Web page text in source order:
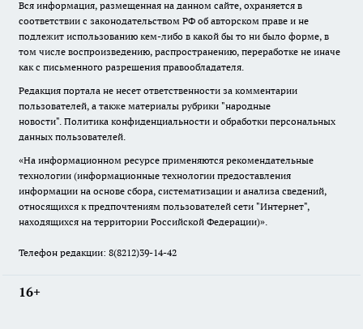
Вся информация, размещенная на данном сайте, охраняется в
соответствии с законодательством РФ об авторском праве и не
подлежит использованию кем-либо в какой бы то ни было форме, в
том числе воспроизведению, распространению, переработке не иначе
как с письменного разрешения правообладателя.
Редакция портала не несет ответственности за комментарии
пользователей, а также материалы рубрики "народные
новости". Политика конфиденциальности и обработки персональных
данных пользователей.
«На информационном ресурсе применяются рекомендательные
технологии (информационные технологии предоставления
информации на основе сбора, систематизации и анализа сведений,
относящихся к предпочтениям пользователей сети "Интернет",
находящихся на территории Российской Федерации)».
Телефон редакции: 8(8212)39-14-42
16+